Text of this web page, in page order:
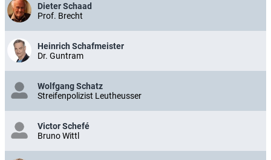
Dieter Schaad
Prof. Brecht
Heinrich Schafmeister
Dr. Guntram
Wolfgang Schatz
Streifenpolizist Leutheusser
Victor Schefé
Bruno Wittl